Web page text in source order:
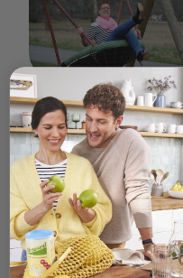
Kerstin H.
Erfolgsgeschichte lesen